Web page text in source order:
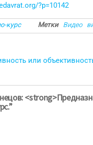
?p=10142
курс Метки Видео
или